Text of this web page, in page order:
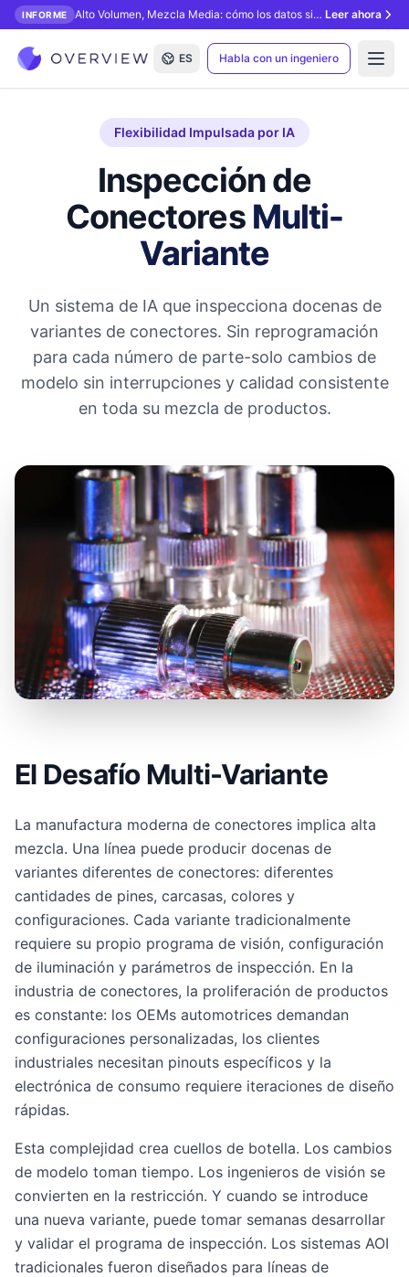
INFORME Alto Volumen, Mezcla Media: cómo los datos sintéticos desbloquean la inspección con IA. Leer ahora
ES Habla con un ingeniero
Flexibilidad Impulsada por IA
Inspección de
Conectores Multi-
Variante
Un sistema de IA que inspecciona docenas de
variantes de conectores. Sin reprogramación
para cada número de parte-solo cambios de
modelo sin interrupciones y calidad consistente
en toda su mezcla de productos.
El Desafío Multi-Variante
La manufactura moderna de conectores implica alta
mezcla. Una línea puede producir docenas de
variantes diferentes de conectores: diferentes
cantidades de pines, carcasas, colores y
configuraciones. Cada variante tradicionalmente
requiere su propio programa de visión, configuración
de iluminación y parámetros de inspección. En la
industria de conectores, la proliferación de productos
es constante: los OEMs automotrices demandan
configuraciones personalizadas, los clientes
industriales necesitan pinouts específicos y la
electrónica de consumo requiere iteraciones de diseño
rápidas.
Esta complejidad crea cuellos de botella. Los cambios
de modelo toman tiempo. Los ingenieros de visión se
convierten en la restricción. Y cuando se introduce
una nueva variante, puede tomar semanas desarrollar
y validar el programa de inspección. Los sistemas AOI
tradicionales fueron diseñados para líneas de